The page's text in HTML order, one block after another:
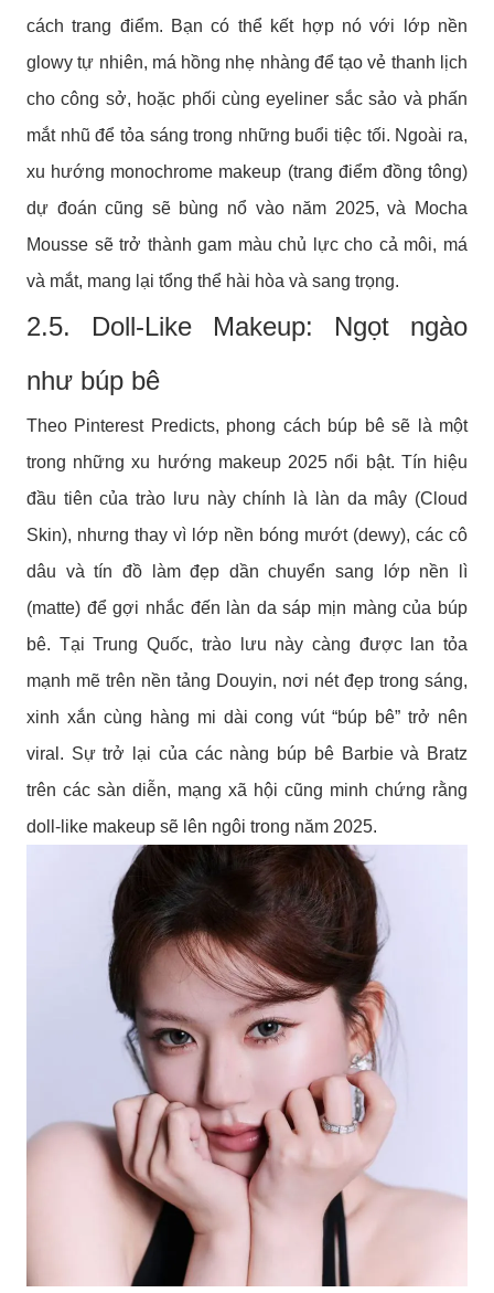
cách trang điểm. Bạn có thể kết hợp nó với lớp nền
glowy tự nhiên, má hồng nhẹ nhàng để tạo vẻ thanh lịch
cho công sở, hoặc phối cùng eyeliner sắc sảo và phấn
mắt nhũ để tỏa sáng trong những buổi tiệc tối. Ngoài ra,
xu hướng monochrome makeup (trang điểm đồng tông)
dự đoán cũng sẽ bùng nổ vào năm 2025, và Mocha
Mousse sẽ trở thành gam màu chủ lực cho cả môi, má
và mắt, mang lại tổng thể hài hòa và sang trọng.
2.5. Doll-Like Makeup: Ngọt ngào
như búp bê
Theo Pinterest Predicts, phong cách búp bê sẽ là một
trong những xu hướng makeup 2025 nổi bật. Tín hiệu
đầu tiên của trào lưu này chính là làn da mây (Cloud
Skin), nhưng thay vì lớp nền bóng mướt (dewy), các cô
dâu và tín đồ làm đẹp dần chuyển sang lớp nền lì
(matte) để gợi nhắc đến làn da sáp mịn màng của búp
bê. Tại Trung Quốc, trào lưu này càng được lan tỏa
mạnh mẽ trên nền tảng Douyin, nơi nét đẹp trong sáng,
xinh xắn cùng hàng mi dài cong vút “búp bê” trở nên
viral. Sự trở lại của các nàng búp bê Barbie và Bratz
trên các sàn diễn, mạng xã hội cũng minh chứng rằng
doll-like makeup sẽ lên ngôi trong năm 2025.